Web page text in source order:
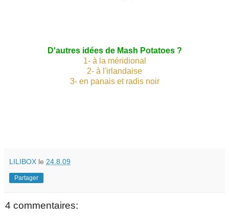
D'autres idées de Mash Potatoes ?
1- à la méridional
2- à l'irlandaise
3- en panais et radis noir
LILIBOX le 24.8.09
Partager
4 commentaires: